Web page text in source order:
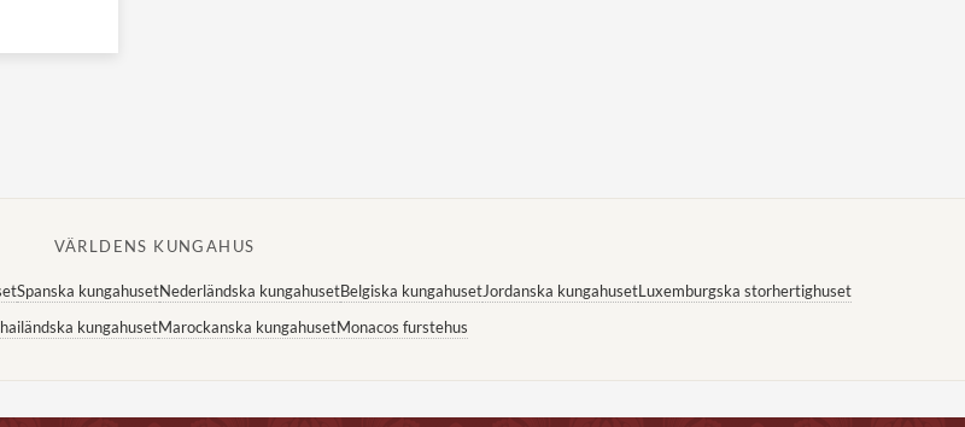
VÄRLDENS KUNGAHUS
Spanska kungahusetNederländska kungahusetBelgiska kungahusetJordanska kungahusetLuxemburgska storhertighuset
kungahusetMarockanska kungahusetMonacos furstehus